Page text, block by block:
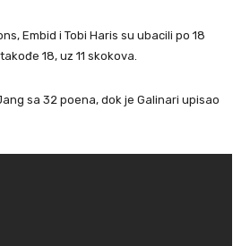
Embid i Tobi Haris su ubacili po 18
18, uz 11 skokova.
sa 32 poena, dok je Galinari upisao